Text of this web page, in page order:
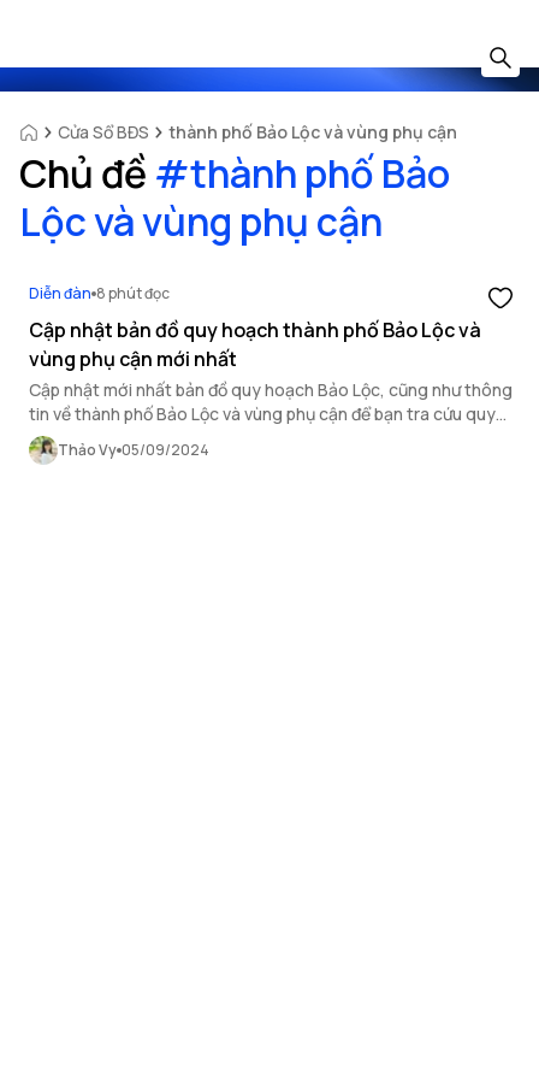
Cửa Sổ BĐS thành phố Bảo Lộc và vùng phụ cận
Chủ đề #thành phố Bảo
Lộc và vùng phụ cận
Diễn đàn 8 phút đọc
Cập nhật bản đồ quy hoạch thành phố Bảo Lộc và
vùng phụ cận mới nhất
Cập nhật mới nhất bản đồ quy hoạch Bảo Lộc, cũng như thông
tin về thành phố Bảo Lộc và vùng phụ cận để bạn tra cứu quy
hoạch Lâm Đồng dễ dàng nhất.
Thảo Vy 05/09/2024